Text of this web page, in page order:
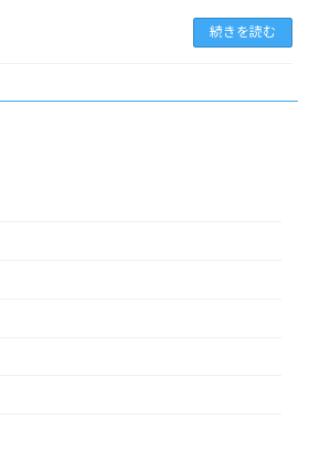
続きを読む